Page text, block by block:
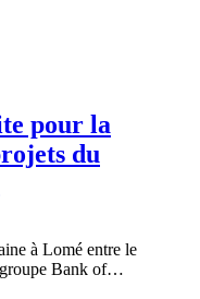
pour la
du
à Lomé entre le
groupe Bank of…